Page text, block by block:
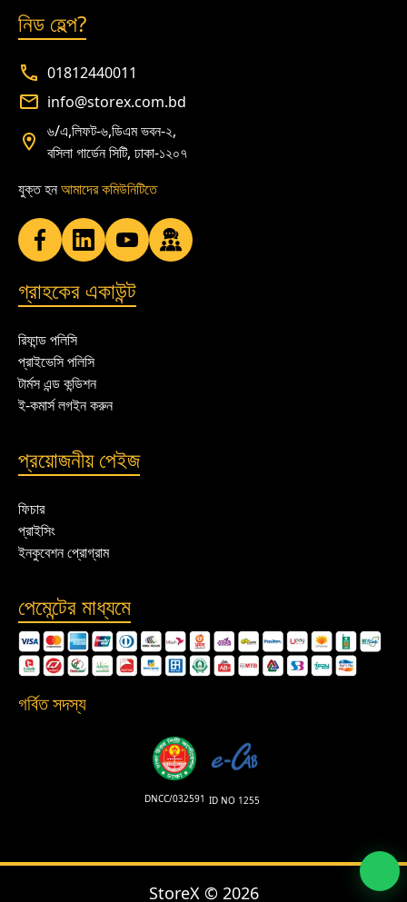
নিড হেল্প?
01812440011
info@storex.com.bd
৬/এ,লিফট-৬,ডিএম ভবন-২,
বসিলা গার্ডেন সিটি, ঢাকা-১২০৭
যুক্ত হনআমাদের কমিউনিটিতে
গ্রাহকের একাউন্ট
রিফান্ড পলিসি
প্রাইভেসি পলিসি
টার্মস এন্ড কন্ডিশন
ই-কমার্স লগইন করুন
প্রয়োজনীয় পেইজ
ফিচার
প্রাইসিং
ইনকুবেশন প্রোগ্রাম
পেমেন্টের মাধ্যমে
গর্বিত সদস্য
DNCC/032591 ID NO 1255
StoreX © 2026